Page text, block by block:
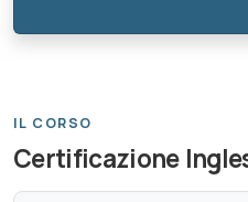
IL CORSO
Certificazione